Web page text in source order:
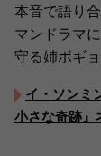
本音で語り
マンドラマ
守る姉ボギ
イ・ソンミ
小さな奇跡』